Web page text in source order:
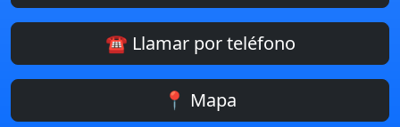
☎️ Llamar por teléfono
📍 Mapa